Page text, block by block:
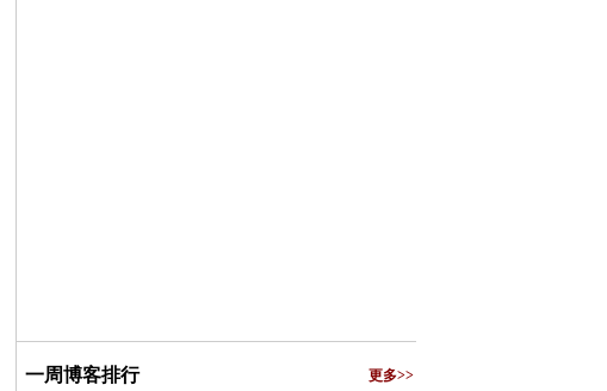
一周博客排行 更多>>